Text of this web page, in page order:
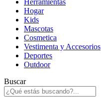
Hogar
Kids
Mascotas
Cosmetica
Vestimenta y Accesorios
Deportes
Outdoor
Buscar